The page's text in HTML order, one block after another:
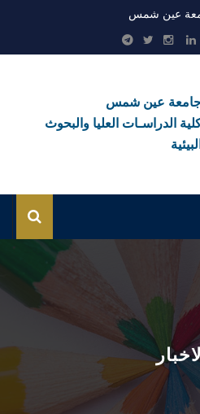
عين شمس
عين شمس
الدراسـات العليا والبحوث
البيئية
عن الكلية
بوابة الطلاب
التسجيل الإلكتروني للطلاب